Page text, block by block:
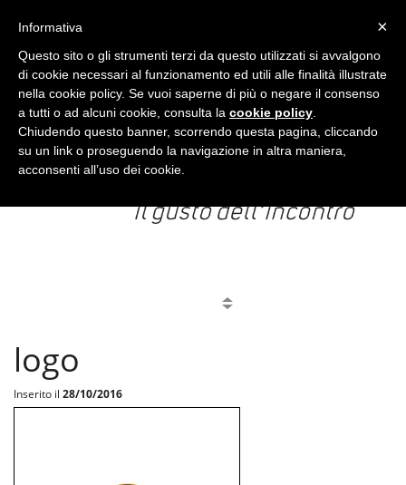
logo
Inserito il 28/10/2016
×
Informativa
Questo sito o gli strumenti terzi da questo utilizzati si avvalgono
di cookie necessari al funzionamento ed utili alle finalità illustrate
nella cookie policy. Se vuoi saperne di più o negare il consenso
a tutti o ad alcuni cookie, consulta la cookie policy
Chiudendo questo banner, scorrendo questa pagina, cliccando
su un link o proseguendo la navigazione in altra maniera,
acconsenti all’uso dei cookie.